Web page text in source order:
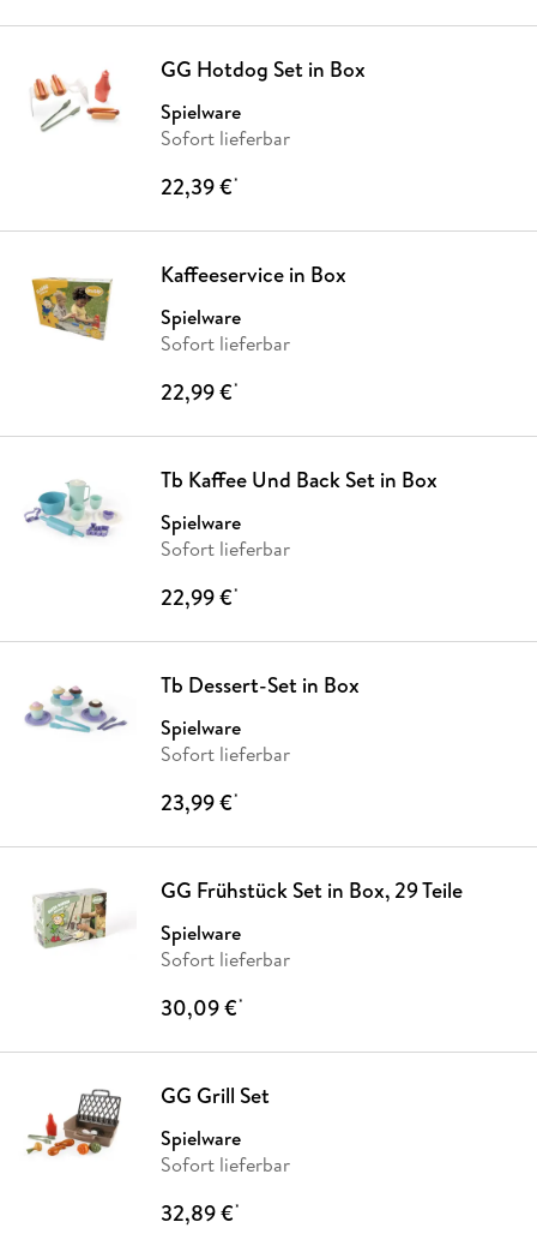
GG Hotdog Set in Box
Spielware
Sofort lieferbar
22,39 €*
Kaffeeservice in Box
Spielware
Sofort lieferbar
22,99 €*
Tb Kaffee Und Back Set in Box
Spielware
Sofort lieferbar
22,99 €*
Tb Dessert-Set in Box
Spielware
Sofort lieferbar
23,99 €*
GG Frühstück Set in Box, 29 Teile
Spielware
Sofort lieferbar
30,09 €*
GG Grill Set
Spielware
Sofort lieferbar
32,89 €*